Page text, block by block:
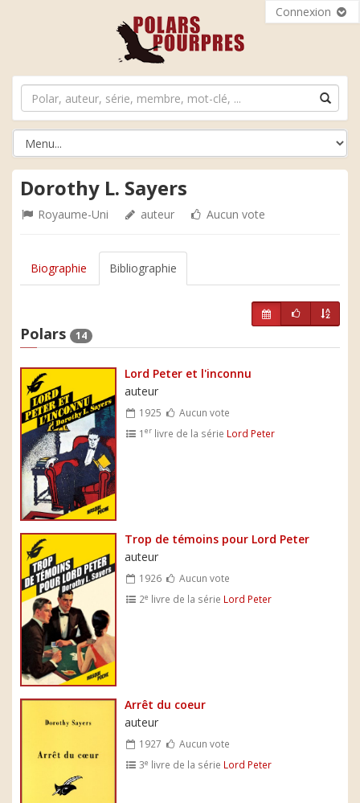
Connexion
Dorothy L. Sayers
Royaume-Uni auteur Aucun vote
Biographie Bibliographie
Polars 14
Lord Peter et l'inconnu
auteur
1925
Aucun vote
1er livre de la série Lord Peter
Trop de témoins pour Lord Peter
auteur
1926
Aucun vote
2e livre de la série Lord Peter
Arrêt du coeur
auteur
1927
Aucun vote
3e livre de la série Lord Peter